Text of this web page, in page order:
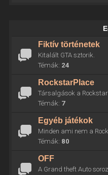
Fiktív történetek
Kitalált GTA sztorik.
Témák: 24
RockstarPlace
Társalgások a
Témák: 7
Egyéb játékok
Minden ami nem a
Témák: 80
OFF
A Grand theft Auto